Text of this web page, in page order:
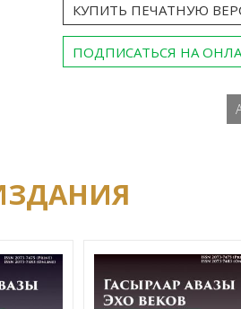
КУПИТЬ ПЕЧАТНУЮ
ПОДПИСАТЬСЯ НА